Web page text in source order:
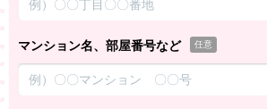
マンション名、部屋番号など 任意